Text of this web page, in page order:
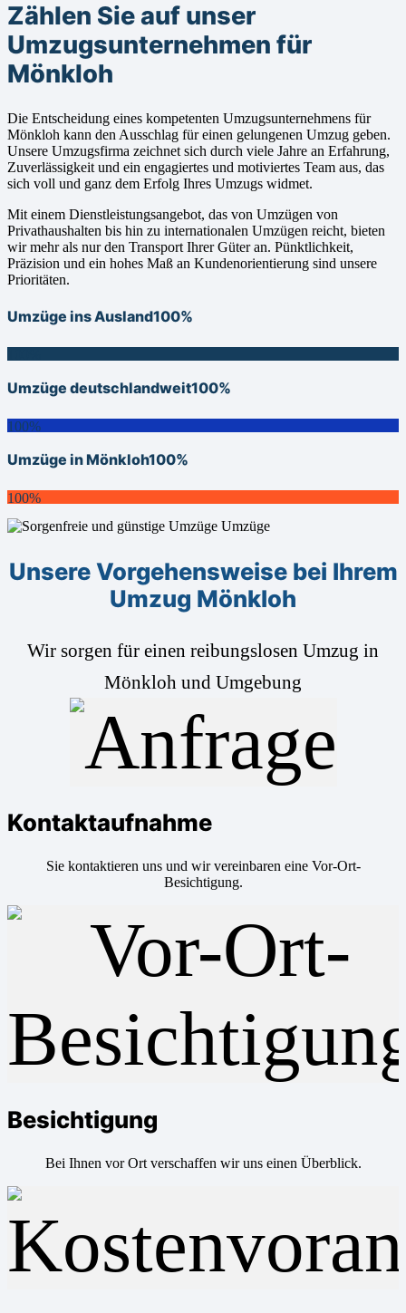
Zählen Sie auf unser
Umzugsunternehmen für
Mönkloh
Die Entscheidung eines kompetenten Umzugsunternehmens für
Mönkloh kann den Ausschlag für einen gelungenen Umzug geben.
Unsere Umzugsfirma zeichnet sich durch viele Jahre an Erfahrung,
Zuverlässigkeit und ein engagiertes und motiviertes Team aus, das
sich voll und ganz dem Erfolg Ihres Umzugs widmet.
Mit einem Dienstleistungsangebot, das von Umzügen von
Privathaushalten bis hin zu internationalen Umzügen reicht, bieten
wir mehr als nur den Transport Ihrer Güter an. Pünktlichkeit,
Präzision und ein hohes Maß an Kundenorientierung sind unsere
Prioritäten.
Umzüge ins Ausland100%
Umzüge deutschlandweit100%
100%
Umzüge in Mönkloh100%
100%
Unsere Vorgehensweise bei Ihrem
Umzug Mönkloh
Wir sorgen für einen reibungslosen Umzug in
Mönkloh und Umgebung
Kontaktaufnahme
Sie kontaktieren uns und wir vereinbaren eine Vor-Ort-
Besichtigung.
Besichtigung
Bei Ihnen vor Ort verschaffen wir uns einen Überblick.